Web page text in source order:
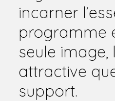
incarner
programme
seule image,
attractive
support.